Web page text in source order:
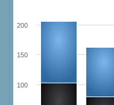
100
150
200